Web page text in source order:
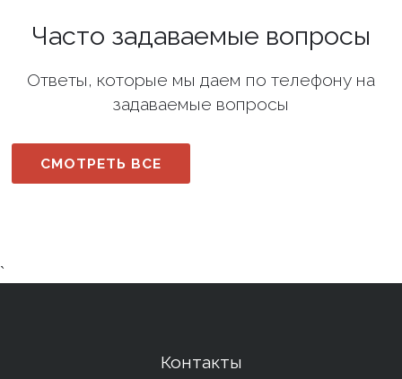
Часто задаваемые вопросы
Ответы, которые мы даем по телефону на
задаваемые вопросы
СМОТРЕТЬ ВСЕ
`
Контакты